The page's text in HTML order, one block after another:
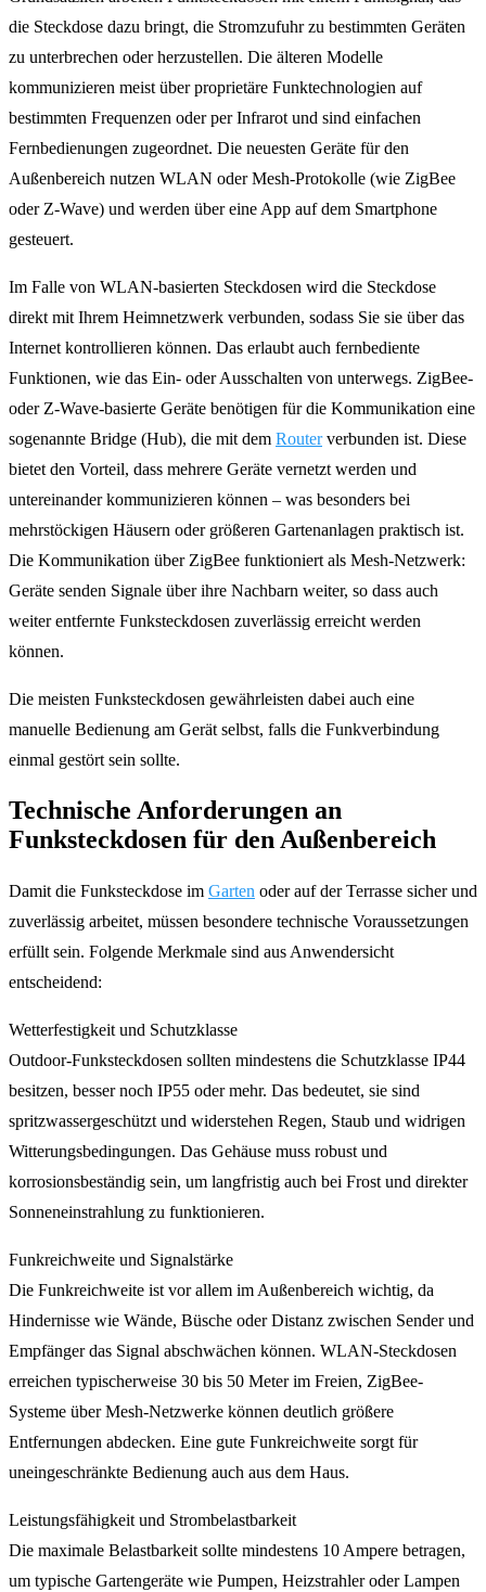
die Steckdose dazu bringt, die Stromzufuhr zu bestimmten Geräten
zu unterbrechen oder herzustellen. Die älteren Modelle
kommunizieren meist über proprietäre Funktechnologien auf
bestimmten Frequenzen oder per Infrarot und sind einfachen
Fernbedienungen zugeordnet. Die neuesten Geräte für den
Außenbereich nutzen WLAN oder Mesh-Protokolle (wie ZigBee
oder Z-Wave) und werden über eine App auf dem Smartphone
gesteuert.
Im Falle von WLAN-basierten Steckdosen wird die Steckdose
direkt mit Ihrem Heimnetzwerk verbunden, sodass Sie sie über das
Internet kontrollieren können. Das erlaubt auch fernbediente
Funktionen, wie das Ein- oder Ausschalten von unterwegs. ZigBee-
oder Z-Wave-basierte Geräte benötigen für die Kommunikation eine
sogenannte Bridge (Hub), die mit dem Routerverbunden ist. Diese
bietet den Vorteil, dass mehrere Geräte vernetzt werden und
untereinander kommunizieren können – was besonders bei
mehrstöckigen Häusern oder größeren Gartenanlagen praktisch ist.
Die Kommunikation über ZigBee funktioniert als Mesh-Netzwerk:
Geräte senden Signale über ihre Nachbarn weiter, so dass auch
weiter entfernte Funksteckdosen zuverlässig erreicht werden
können.
Die meisten Funksteckdosen gewährleisten dabei auch eine
manuelle Bedienung am Gerät selbst, falls die Funkverbindung
einmal gestört sein sollte.
Technische Anforderungen an
Funksteckdosen für den Außenbereich
Damit die Funksteckdose im Garten oder auf der Terrasse sicher und
zuverlässig arbeitet, müssen besondere technische Voraussetzungen
erfüllt sein. Folgende Merkmale sind aus Anwendersicht
entscheidend:
Wetterfestigkeit und Schutzklasse
Outdoor-Funksteckdosen sollten mindestens die Schutzklasse IP44
besitzen, besser noch IP55 oder mehr. Das bedeutet, sie sind
spritzwassergeschützt und widerstehen Regen, Staub und widrigen
Witterungsbedingungen. Das Gehäuse muss robust und
korrosionsbeständig sein, um langfristig auch bei Frost und direkter
Sonneneinstrahlung zu funktionieren.
Funkreichweite und Signalstärke
Die Funkreichweite ist vor allem im Außenbereich wichtig, da
Hindernisse wie Wände, Büsche oder Distanz zwischen Sender und
Empfänger das Signal abschwächen können. WLAN-Steckdosen
erreichen typischerweise 30 bis 50 Meter im Freien, ZigBee-
Systeme über Mesh-Netzwerke können deutlich größere
Entfernungen abdecken. Eine gute Funkreichweite sorgt für
uneingeschränkte Bedienung auch aus dem Haus.
Leistungsfähigkeit und Strombelastbarkeit
Die maximale Belastbarkeit sollte mindestens 10 Ampere betragen,
um typische Gartengeräte wie Pumpen, Heizstrahler oder Lampen